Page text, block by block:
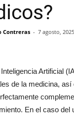
Contreras - 7 agosto,
Artificial
de la medicina,
En el caso